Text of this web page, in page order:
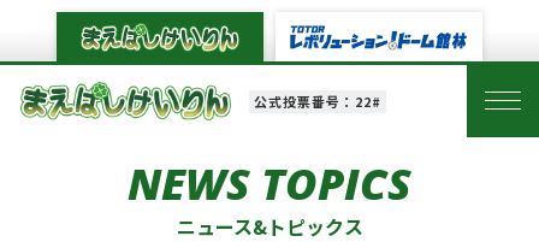
公式投票番号：22#
NEWS TOPICS
ニュース&トピックス